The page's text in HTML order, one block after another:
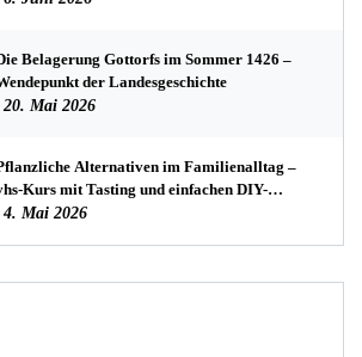
Belagerung Gottorfs im Sommer 1426 –
der Landesgeschichte
20. Mai 2026
Alternativen im Familienalltag –
Kurs mit Tasting und einfachen DIY-
4. Mai 2026